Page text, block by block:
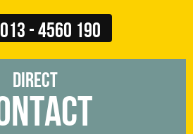
013 - 4560 190
Direct